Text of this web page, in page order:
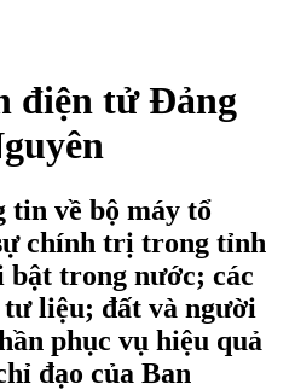
điện tử Đảng
tin về bộ máy tổ
chính trị trong tỉnh
bật trong nước; các
liệu; đất và người
phục vụ hiệu quả
đạo của Ban